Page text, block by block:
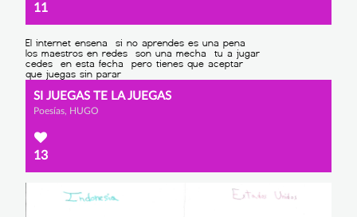
11
SI JUEGAS TE LA JUEGAS
Poesías, HUGO
13